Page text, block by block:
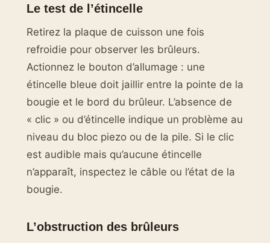
Le test de l’étincelle
Retirez la plaque de cuisson une fois
refroidie pour observer les brûleurs.
Actionnez le bouton d’allumage : une
étincelle bleue doit jaillir entre la pointe de la
bougie et le bord du brûleur. L’absence de
« clic » ou d’étincelle indique un problème au
niveau du bloc piezo ou de la pile. Si le clic
est audible mais qu’aucune étincelle
n’apparaît, inspectez le câble ou l’état de la
bougie.
L’obstruction des brûleurs